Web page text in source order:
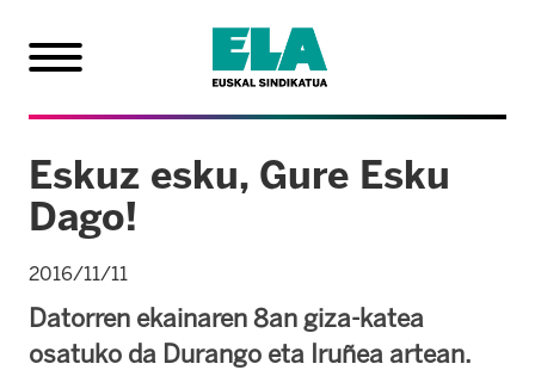
Eskuz esku, Gure Esku
Dago!
2016/11/11
Datorren ekainaren 8an giza-katea
osatuko da Durango eta Iruñea artean.